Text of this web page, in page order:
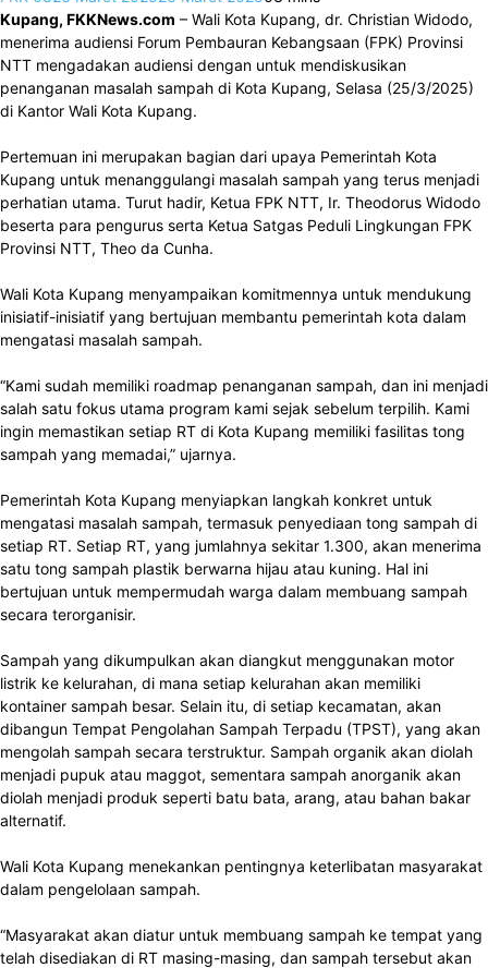
Kupang, FKKNews.com – Wali Kota Kupang, dr. Christian Widodo,
menerima audiensi Forum Pembauran Kebangsaan (FPK) Provinsi
NTT mengadakan audiensi dengan untuk mendiskusikan
penanganan masalah sampah di Kota Kupang, Selasa (25/3/2025)
di Kantor Wali Kota Kupang.
Pertemuan ini merupakan bagian dari upaya Pemerintah Kota
Kupang untuk menanggulangi masalah sampah yang terus menjadi
perhatian utama. Turut hadir, Ketua FPK NTT, Ir. Theodorus Widodo
beserta para pengurus serta Ketua Satgas Peduli Lingkungan FPK
Provinsi NTT, Theo da Cunha.
Wali Kota Kupang menyampaikan komitmennya untuk mendukung
inisiatif-inisiatif yang bertujuan membantu pemerintah kota dalam
mengatasi masalah sampah.
“Kami sudah memiliki roadmap penanganan sampah, dan ini menjadi
salah satu fokus utama program kami sejak sebelum terpilih. Kami
ingin memastikan setiap RT di Kota Kupang memiliki fasilitas tong
sampah yang memadai,” ujarnya.
Pemerintah Kota Kupang menyiapkan langkah konkret untuk
mengatasi masalah sampah, termasuk penyediaan tong sampah di
setiap RT. Setiap RT, yang jumlahnya sekitar 1.300, akan menerima
satu tong sampah plastik berwarna hijau atau kuning. Hal ini
bertujuan untuk mempermudah warga dalam membuang sampah
secara terorganisir.
Sampah yang dikumpulkan akan diangkut menggunakan motor
listrik ke kelurahan, di mana setiap kelurahan akan memiliki
kontainer sampah besar. Selain itu, di setiap kecamatan, akan
dibangun Tempat Pengolahan Sampah Terpadu (TPST), yang akan
mengolah sampah secara terstruktur. Sampah organik akan diolah
menjadi pupuk atau maggot, sementara sampah anorganik akan
diolah menjadi produk seperti batu bata, arang, atau bahan bakar
alternatif.
Wali Kota Kupang menekankan pentingnya keterlibatan masyarakat
dalam pengelolaan sampah.
“Masyarakat akan diatur untuk membuang sampah ke tempat yang
telah disediakan di RT masing-masing, dan sampah tersebut akan